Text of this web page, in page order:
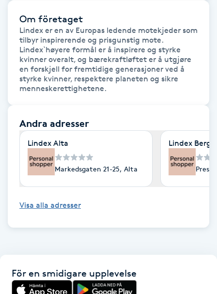
Face framing
Faceliftmassage
Fet hårbotten
Fettreducering
Fibromassage
Fotsvamp
Fransar
Om företaget
Lindex er en av Europas ledende motekjeder som
tilbyr inspirerende og prisgunstig mote.
Lindex`høyere formål er å inspirere og styrke
kvinner overalt, og bærekraftløftet er å utgjøre
en forskjell for fremtidige generasjoner ved å
styrke kvinner, respektere planeten og sikre
menneskerettighetene.
Andra adresser
Lindex Alta
Markedsgaten 21-25, Alta
Lindex
Visa alla adresser
För en smidigare upplevelse